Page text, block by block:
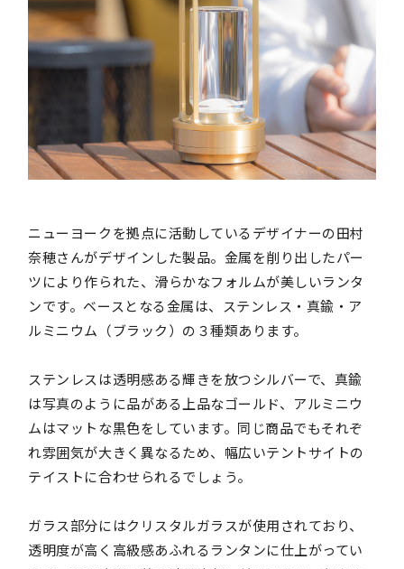
ニューヨークを拠点に活動しているデザイナーの田村
奈穂さんがデザインした製品。金属を削り出したパー
ツにより作られた、滑らかなフォルムが美しいランタ
ンです。ベースとなる金属は、ステンレス・真鍮・ア
ルミニウム（ブラック）の３種類あります。
ステンレスは透明感ある輝きを放つシルバーで、真鍮
は写真のように品がある上品なゴールド、アルミニウ
ムはマットな黒色をしています。同じ商品でもそれぞ
れ雰囲気が大きく異なるため、幅広いテントサイトの
テイストに合わせられるでしょう。
ガラス部分にはクリスタルガラスが使用されており、
透明度が高く高級感あふれるランタンに仕上がってい